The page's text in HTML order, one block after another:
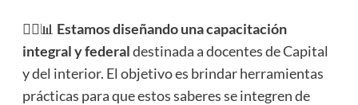
✍🏻📊 Estamos diseñando una capacitación
integral y federaldestinada a docentes de Capital
y del interior. El objetivo es brindar herramientas
prácticas para que estos saberes se integren de